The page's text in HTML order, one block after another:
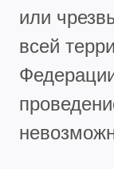
или
всей